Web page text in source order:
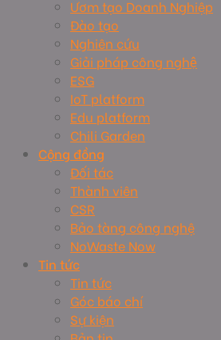
Ươm tạo Doanh Nghiệp
Đào tạo
Nghiên cứu
Giải pháp công nghệ
ESG
IoT platform
Edu platform
Chili Garden
Cộng đồng
Đối tác
Thành viên
CSR
Bảo tàng công nghệ
NoWaste Now
Tin tức
Tin tức
Góc báo chí
Sự kiện